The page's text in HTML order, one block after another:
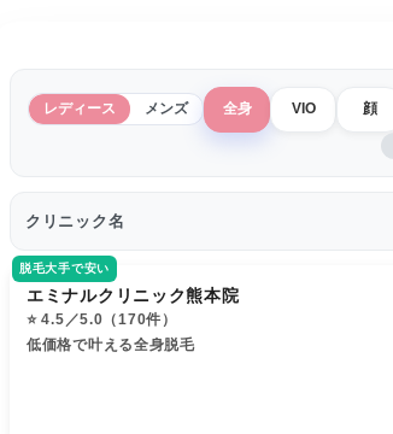
レディース メンズ 全身 VIO 顔
クリニック名
脱毛大手で安い
エミナルクリニック熊本院
⭐️ 4.5／5.0（170件）
低価格で叶える全身脱毛